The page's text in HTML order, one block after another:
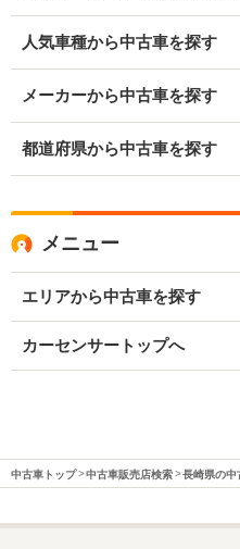
人気車種から中古車を探す
メーカーから中古車を探す
都道府県から中古車を探す
メニュー
エリアから中古車を探す
カーセンサートップへ
中古車トップ 中古車販売店検索 長崎県の中